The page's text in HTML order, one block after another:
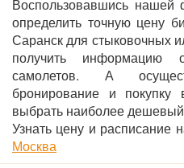
Воспользовавшись
определить точную цену
Саранск для стыковочных
получить информацию
самолетов. А
бронирование и покупку
выбрать наиболее
Узнать цену и расписание
Москва